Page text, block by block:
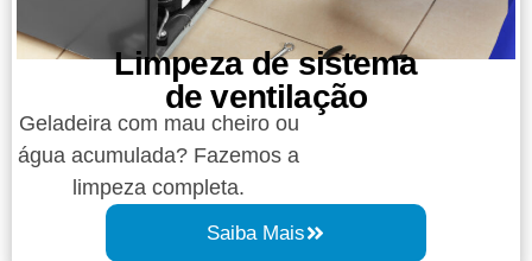
Limpeza de sistema
de ventilação
Geladeira com mau cheiro ou
água acumulada? Fazemos a
limpeza completa.
Saiba Mais